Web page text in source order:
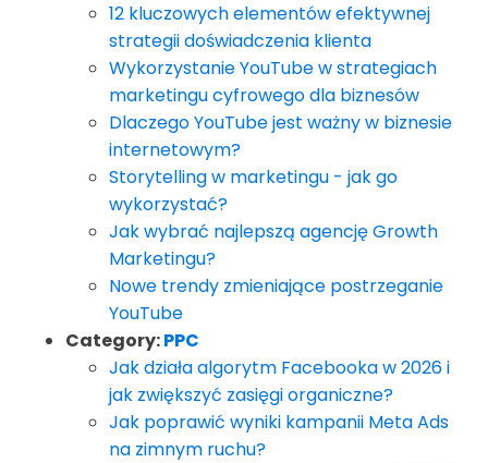
12 kluczowych elementów efektywnej
strategii doświadczenia klienta
Wykorzystanie YouTube w strategiach
marketingu cyfrowego dla biznesów
Dlaczego YouTube jest ważny w biznesie
internetowym?
Storytelling w marketingu - jak go
wykorzystać?
Jak wybrać najlepszą agencję Growth
Marketingu?
Nowe trendy zmieniające postrzeganie
YouTube
Category:PPC
Jak działa algorytm Facebooka w 2026 i
jak zwiększyć zasięgi organiczne?
Jak poprawić wyniki kampanii Meta Ads
na zimnym ruchu?